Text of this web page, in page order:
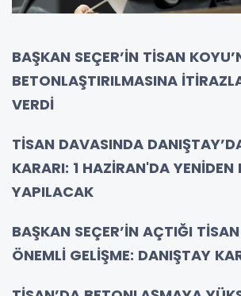
BAŞKAN SEÇER’İN TİSAN
BETONLAŞTIRILMASINA
VERDİ
TİSAN DAVASINDA
KARARI: 1 HAZİRAN'DA YENİDEN
YAPILACAK
BAŞKAN SEÇER’İN AÇTIĞI
ÖNEMLİ GELİŞME: DANIŞTAY